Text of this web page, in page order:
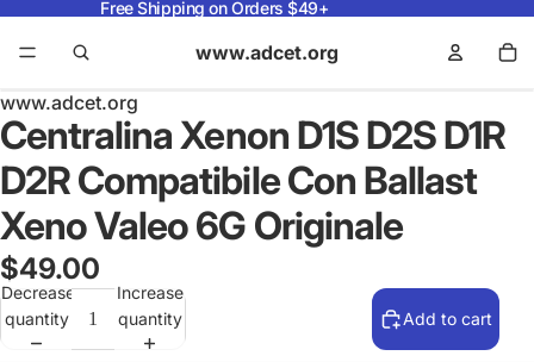
Free Shipping on Orders $49+
www.adcet.org
www.adcet.org
Centralina Xenon D1S D2S D1R
D2R Compatibile Con Ballast
Xeno Valeo 6G Originale
$49.00
Decrease
quantity
Increase
quantity
Add to cart